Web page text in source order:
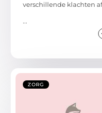
verschillende klachten
...
ZORG